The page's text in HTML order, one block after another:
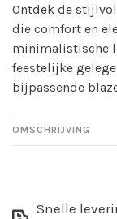
Ontdek de
die comfort en
minimalistische
feestelijke
bijpassende
OMSCHRIJVING
Snelle